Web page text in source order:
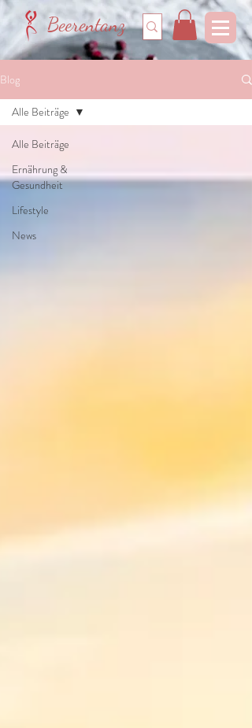
Beerentanz
Blog
Alle Beiträge
Ernährung &
Gesundheit
Lifestyle
News
Alle Beiträge